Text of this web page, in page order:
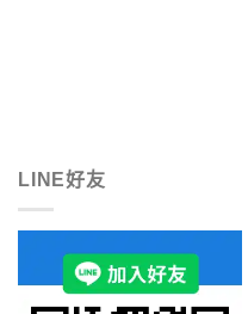
LINE好友